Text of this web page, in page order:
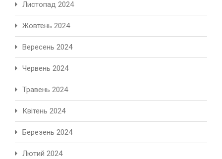
Листопад 2024
Жовтень 2024
Вересень 2024
Червень 2024
Травень 2024
Квітень 2024
Березень 2024
Лютий 2024